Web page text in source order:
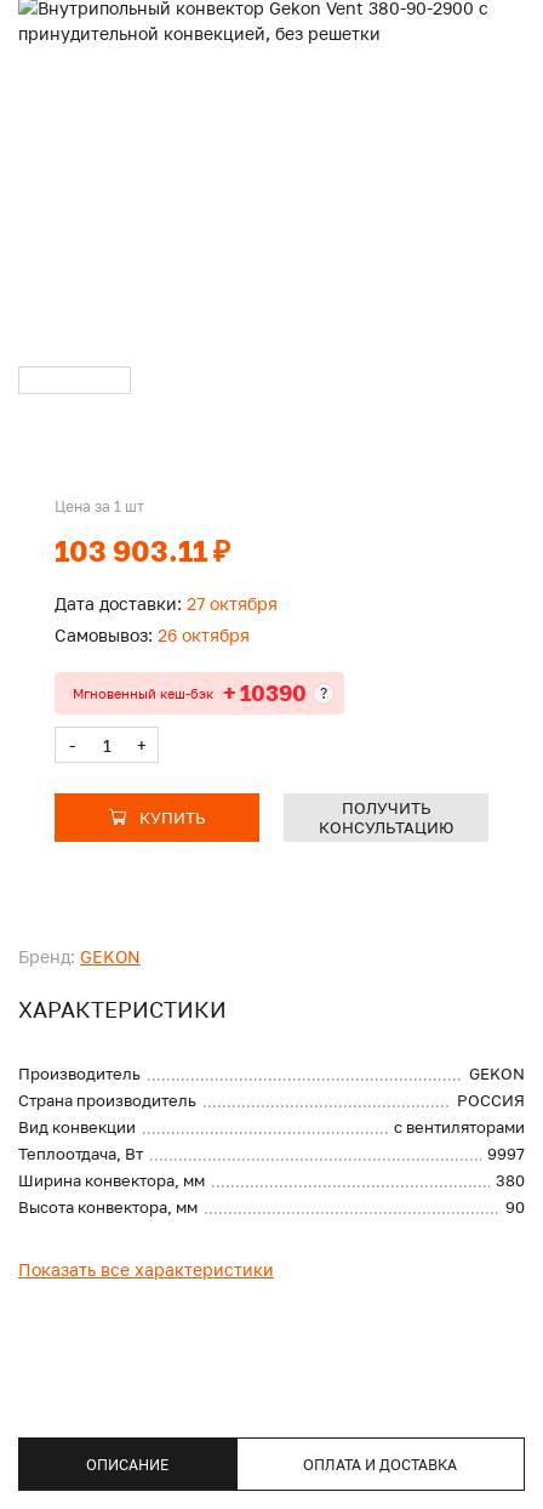
Бренд: GEKON
ХАРАКТЕРИСТИКИ
Производитель
GEKON
Страна производитель
РОССИЯ
Вид конвекции
с вентиляторами
Теплоотдача, Вт
9997
Ширина конвектора, мм
380
Высота конвектора, мм
90
Показать все характеристики
Цена за 1 шт
103 903.11 ₽
Дата доставки: 27 октября
Самовывоз: 26 октября
Мгновенный кеш-бэк + 10390 ?
- +
КУПИТЬ
ПОЛУЧИТЬ
КОНСУЛЬТАЦИЮ
ОПИСАНИЕ ОПЛАТА И ДОСТАВКА